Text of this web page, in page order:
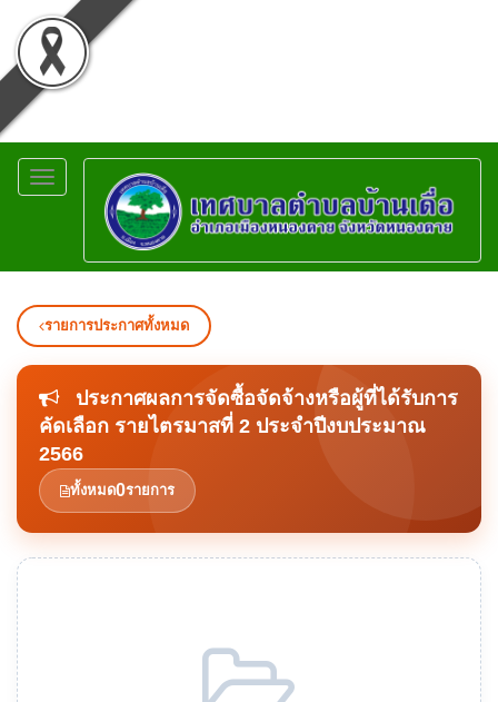
Toggle
navigation
รายการประกาศทั้งหมด
ประกาศผลการจัดซื้อจัดจ้างหรือผู้ที่ได้รับการ
คัดเลือก รายไตรมาสที่ 2 ประจำปีงบประมาณ
2566
ทั้งหมด0รายการ